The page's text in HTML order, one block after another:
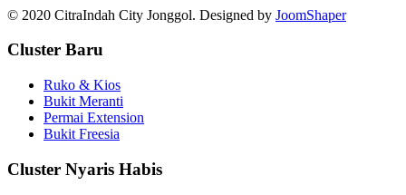
© 2020 CitraIndah City Jonggol. Designed by JoomShaper
Cluster Baru
Ruko & Kios
Bukit Meranti
Permai Extension
Bukit Freesia
Cluster Nyaris Habis